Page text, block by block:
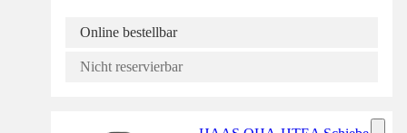
Online bestellbar
Nicht reservierbar